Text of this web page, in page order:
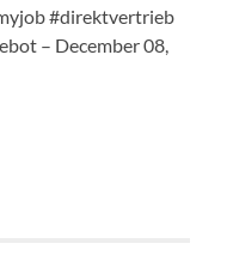
#direktvertrieb
– December 08,